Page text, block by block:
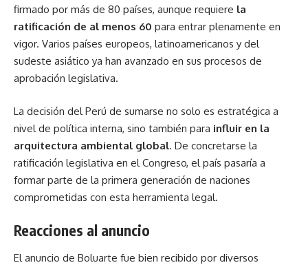
firmado por más de 80 países, aunque requiere la
ratificación de al menos 60 para entrar plenamente en
vigor. Varios países europeos, latinoamericanos y del
sudeste asiático ya han avanzado en sus procesos de
aprobación legislativa.
La decisión del Perú de sumarse no solo es estratégica a
nivel de política interna, sino también para influir en la
arquitectura ambiental global. De concretarse la
ratificación legislativa en el Congreso, el país pasaría a
formar parte de la primera generación de naciones
comprometidas con esta herramienta legal.
Reacciones al anuncio
El anuncio de Boluarte fue bien recibido por diversos